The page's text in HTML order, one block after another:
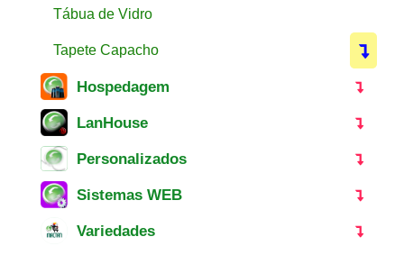
Tábua de Vidro
Tapete Capacho
Hospedagem
LanHouse
Personalizados
Sistemas WEB
Variedades